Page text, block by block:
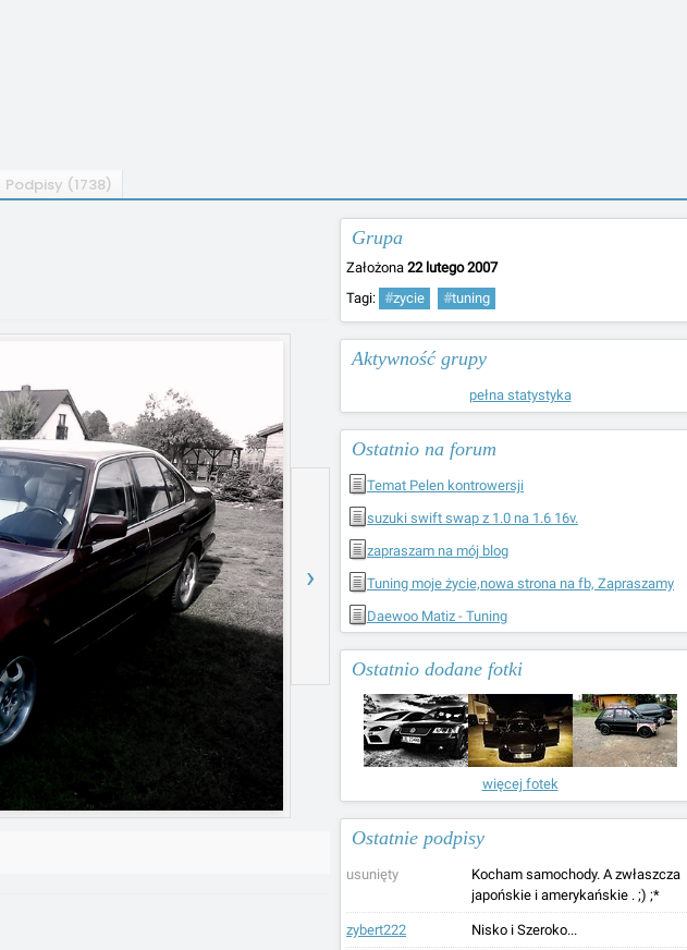
Podpisy (1738)
Grupa
Założona 22 lutego 2007
Tagi: #zycie #tuning
Aktywność grupy
pełna statystyka
Ostatnio na forum
Temat Pelen kontrowersji
suzuki swift swap z 1.0 na 1.6 16v.
zapraszam na mój blog
Tuning moje życie,nowa strona na fb, Zapraszamy
Daewoo Matiz - Tuning
Ostatnio dodane fotki
więcej fotek
Ostatnie podpisy
usunięty
Kocham samochody. A zwłaszcza
japońskie i amerykańskie . ;) ;*
zybert222 Nisko i Szeroko...
›